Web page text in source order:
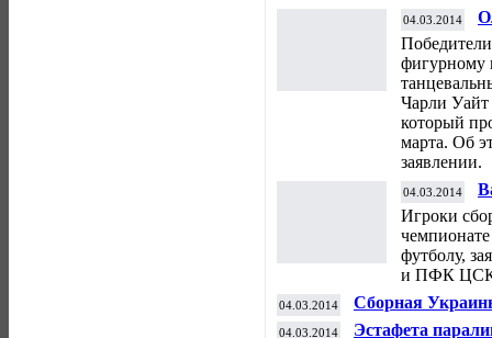
04.03.2014
фигурному
Чарли Уайт
который
марта. Об
заявлении.
04.03.2014
Игроки
футболу,
и ПФК
04.03.2014
Сборная
матч с
04.03.2014 Эстафета